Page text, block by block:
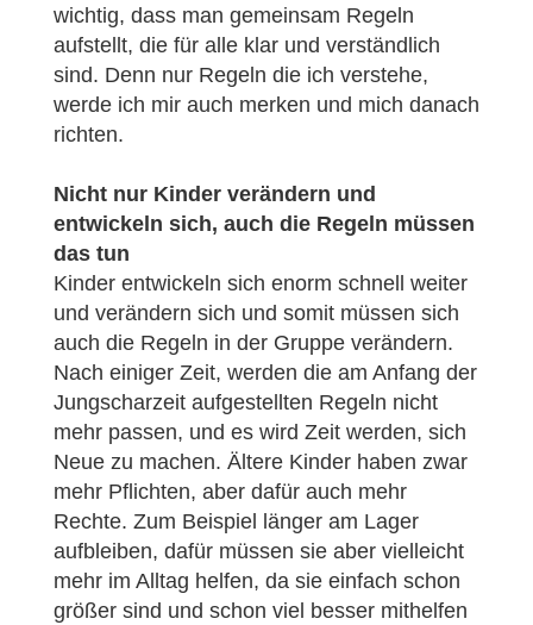
wichtig, dass man gemeinsam Regeln
aufstellt, die für alle klar und verständlich
sind. Denn nur Regeln die ich verstehe,
werde ich mir auch merken und mich danach
richten.
Nicht nur Kinder verändern und
entwickeln sich, auch die Regeln müssen
das tun
Kinder entwickeln sich enorm schnell weiter
und verändern sich und somit müssen sich
auch die Regeln in der Gruppe verändern.
Nach einiger Zeit, werden die am Anfang der
Jungscharzeit aufgestellten Regeln nicht
mehr passen, und es wird Zeit werden, sich
Neue zu machen. Ältere Kinder haben zwar
mehr Pflichten, aber dafür auch mehr
Rechte. Zum Beispiel länger am Lager
aufbleiben, dafür müssen sie aber vielleicht
mehr im Alltag helfen, da sie einfach schon
größer sind und schon viel besser mithelfen